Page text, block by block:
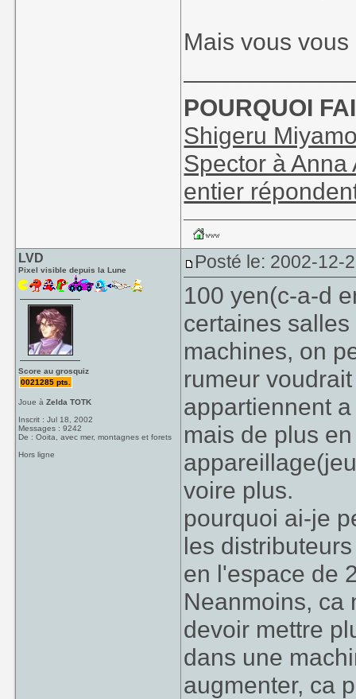
Mais vous
POURQUOI
Shigeru
Spector à Anna
entier
LVD
Pixel visible depuis la Lune
Score au grosquiz
0021285 pts.
Joue àZelda TOTK
Inscrit : Jul 18, 2002
Messages : 9242
De : Ooita, avec mer, montagnes et forets
Hors ligne
Posté le: 2002-12-
100 yen(c-a-d
certaines
machines, on
rumeur
appartiennent
mais de plus
voire plus.
pourquoi ai-je
les
en l'espace de
Neanmoins, ca
devoir mettre
dans une
augmenter, ca